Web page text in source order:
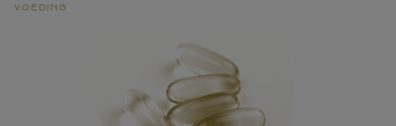
Voeding